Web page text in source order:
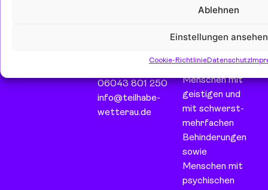
Ablehnen
Einstellungen ansehen
Cookie-RichtlinieDatenschutz
06043 801 250
info@teilhabe-
wetterau.de
Die Teilhabe
fördert,
und begleitet
Menschen mit
geistigen und
mit schwerst-
mehrfachen
Behinderungen
sowie
Menschen mit
psychischen